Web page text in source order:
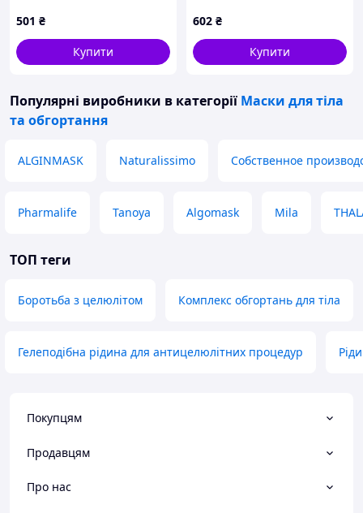
501 ₴
Купити
602 ₴
Купити
Популярні виробники в категорії Маски для тіла
та обгортання
ALGINMASK Naturalissimo Собственное
Pharmalife Tanoya Algomask Mila
ТОП теги
Боротьба з целюлітом Комплекс обгортань для тіла
Гелеподібна рідина для антицелюлітних процедур
Покупцям
Продавцям
Про нас